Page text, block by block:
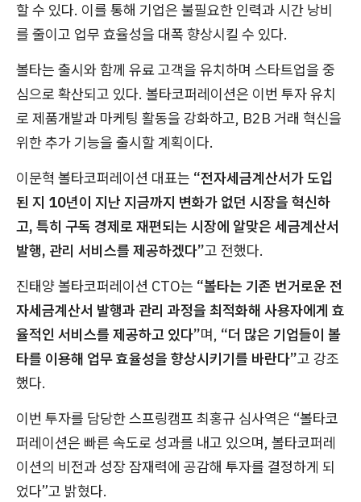
할 수 있다. 이를 통해 기업은 불필요한 인력과 시간 낭비
를 줄이고 업무 효율성을 대폭 향상시킬 수 있다.
볼타는 출시와 함께 유료 고객을 유치하며 스타트업을 중
심으로 확산되고 있다. 볼타코퍼레이션은 이번 투자 유치
로 제품개발과 마케팅 활동을 강화하고, B2B 거래 혁신을
위한 추가 기능을 출시할 계획이다.
이문혁 볼타코퍼레이션 대표는 “전자세금계산서가 도입
된 지 10년이 지난 지금까지 변화가 없던 시장을 혁신하
고, 특히 구독 경제로 재편되는 시장에 알맞은 세금계산서
발행, 관리 서비스를 제공하겠다”고 전했다.
진태양 볼타코퍼레이션 CTO는 “볼타는 기존 번거로운 전
자세금계산서 발행과 관리 과정을 최적화해 사용자에게 효
율적인 서비스를 제공하고 있다”며, “더 많은 기업들이 볼
타를 이용해 업무 효율성을 향상시키기를 바란다”고 강조
했다.
이번 투자를 담당한 스프링캠프 최홍규 심사역은 “볼타코
퍼레이션은 빠른 속도로 성과를 내고 있으며, 볼타코퍼레
이션의 비전과 성장 잠재력에 공감해 투자를 결정하게 되
었다”고 밝혔다.